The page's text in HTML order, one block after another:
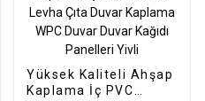
Yüksek Kaliteli Ahşap
Kaplama İç PVC